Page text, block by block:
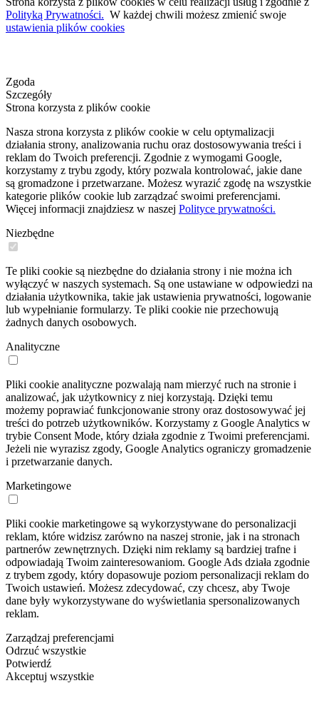
Polityką Prywatności. W każdej chwili możesz zmienić swoje
ustawienia plików cookies
Zgoda
Szczegóły
Strona korzysta z plików cookie
Nasza strona korzysta z plików cookie w celu optymalizacji
działania strony, analizowania ruchu oraz dostosowywania treści i
reklam do Twoich preferencji. Zgodnie z wymogami Google,
korzystamy z trybu zgody, który pozwala kontrolować, jakie dane
są gromadzone i przetwarzane. Możesz wyrazić zgodę na wszystkie
kategorie plików cookie lub zarządzać swoimi preferencjami.
Więcej informacji znajdziesz w naszej Polityce prywatności.
Niezbędne
Te pliki cookie są niezbędne do działania strony i nie można ich
wyłączyć w naszych systemach. Są one ustawiane w odpowiedzi na
działania użytkownika, takie jak ustawienia prywatności, logowanie
lub wypełnianie formularzy. Te pliki cookie nie przechowują
żadnych danych osobowych.
Analityczne
Pliki cookie analityczne pozwalają nam mierzyć ruch na stronie i
analizować, jak użytkownicy z niej korzystają. Dzięki temu
możemy poprawiać funkcjonowanie strony oraz dostosowywać jej
treści do potrzeb użytkowników. Korzystamy z Google Analytics w
trybie Consent Mode, który działa zgodnie z Twoimi preferencjami.
Jeżeli nie wyrazisz zgody, Google Analytics ograniczy gromadzenie
i przetwarzanie danych.
Marketingowe
Pliki cookie marketingowe są wykorzystywane do personalizacji
reklam, które widzisz zarówno na naszej stronie, jak i na stronach
partnerów zewnętrznych. Dzięki nim reklamy są bardziej trafne i
odpowiadają Twoim zainteresowaniom. Google Ads działa zgodnie
z trybem zgody, który dopasowuje poziom personalizacji reklam do
Twoich ustawień. Możesz zdecydować, czy chcesz, aby Twoje
dane były wykorzystywane do wyświetlania spersonalizowanych
reklam.
Zarządzaj preferencjami
Odrzuć wszystkie
Potwierdź
Akceptuj wszystkie